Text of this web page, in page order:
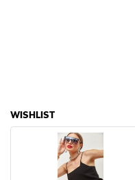
WISHLIST